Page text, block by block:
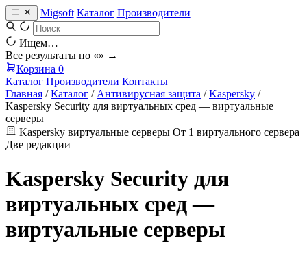
Migsoft Каталог Производители
Ищем…
Все результаты по «» →
Корзина 0
Каталог Производители Контакты
Главная / Каталог / Антивирусная защита / Kaspersky /
Kaspersky Security для виртуальных сред — виртуальные
серверы
Kaspersky виртуальные серверы От 1 виртуального сервера
Две редакции
Kaspersky Security для
виртуальных сред —
виртуальные серверы